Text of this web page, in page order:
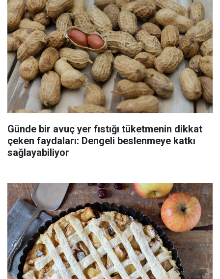
Günde bir avuç yer fıstığı tüketmenin dikkat
çeken faydaları: Dengeli beslenmeye katkı
sağlayabiliyor